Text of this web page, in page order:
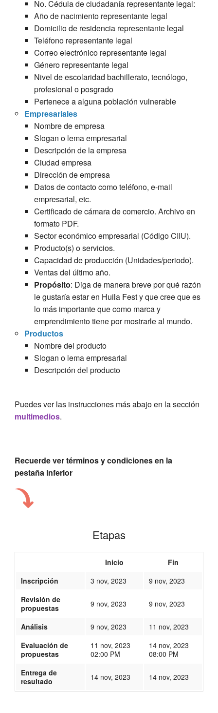
No. Cédula de ciudadanía representante legal:
Año de nacimiento representante legal
Domicilio de residencia representante legal
Teléfono representante legal
Correo electrónico representante legal
Género representante legal
Nivel de escolaridad bachillerato, tecnólogo,
profesional o posgrado
Pertenece a alguna población vulnerable
Empresariales
Nombre de empresa
Slogan o lema empresarial
Descripción de la empresa
Ciudad empresa
Dirección de empresa
Datos de contacto como teléfono, e-mail
empresarial, etc.
Certificado de cámara de comercio. Archivo en
formato PDF.
Sector económico empresarial (Código CIIU).
Producto(s) o servicios.
Capacidad de producción (Unidades/periodo).
Ventas del último año.
Propósito: Diga de manera breve por qué razón
le gustaría estar en Huila Fest y que cree que es
lo más importante que como marca y
emprendimiento tiene por mostrarle al mundo.
Productos
Nombre del producto
Slogan o lema empresarial
Descripción del producto
Puedes ver las instrucciones más abajo en la sección
multimedios.
Recuerde ver términos y condiciones en la
pestaña inferior
Etapas
Inicio
Fin
Inscripción
3 nov, 2023
9 nov, 2023
Revisión de
propuestas
9 nov, 2023 9 nov, 2023
Análisis 9 nov, 2023
11 nov, 2023
Evaluación de
propuestas
11 nov, 2023
02:00 PM
14 nov, 2023
08:00 PM
Entrega de
resultado
14 nov, 2023 14 nov, 2023